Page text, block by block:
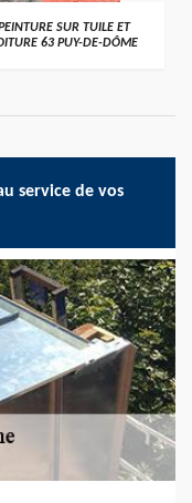
SUR TUILE ET
63 PUY-DE-DÔME
service de vos